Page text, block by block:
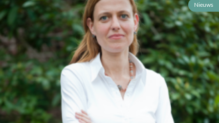
Nieuws